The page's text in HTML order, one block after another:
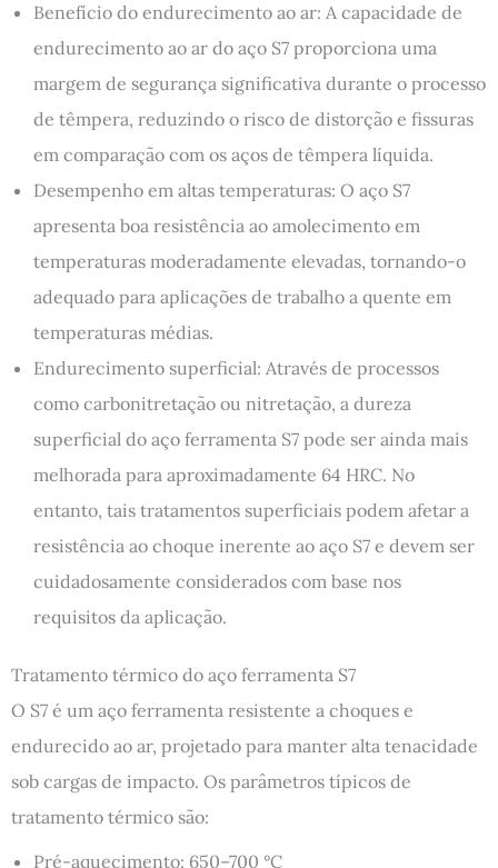
Benefício do endurecimento ao ar: A capacidade de
endurecimento ao ar do aço S7 proporciona uma
margem de segurança significativa durante o processo
de têmpera, reduzindo o risco de distorção e fissuras
em comparação com os aços de têmpera líquida.
Desempenho em altas temperaturas: O aço S7
apresenta boa resistência ao amolecimento em
temperaturas moderadamente elevadas, tornando-o
adequado para aplicações de trabalho a quente em
temperaturas médias.
Endurecimento superficial: Através de processos
como carbonitretação ou nitretação, a dureza
superficial do aço ferramenta S7 pode ser ainda mais
melhorada para aproximadamente 64 HRC. No
entanto, tais tratamentos superficiais podem afetar a
resistência ao choque inerente ao aço S7 e devem ser
cuidadosamente considerados com base nos
requisitos da aplicação.
Tratamento térmico do aço ferramenta S7
O S7 é um aço ferramenta resistente a choques e
endurecido ao ar, projetado para manter alta tenacidade
sob cargas de impacto. Os parâmetros típicos de
tratamento térmico são:
Pré-aquecimento: 650–700 °C